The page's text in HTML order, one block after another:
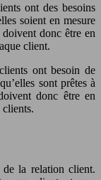
ont des besoins
soient en mesure
doivent donc être en
client.
ont besoin de
sont prêtes à
donc être en
clients.
la relation client.